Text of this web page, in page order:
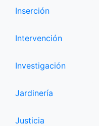
Inserción
Intervención
Investigación
Jardinería
Justicia